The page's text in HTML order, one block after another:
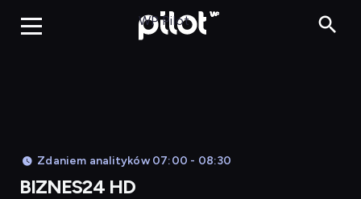
WP Pilot
Zdaniem analityków 07:00 - 08:30
BIZNES24 HD